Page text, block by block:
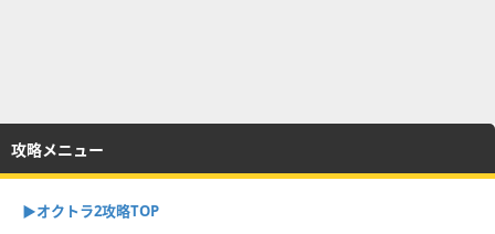
攻略メニュー
▶︎オクトラ2攻略TOP